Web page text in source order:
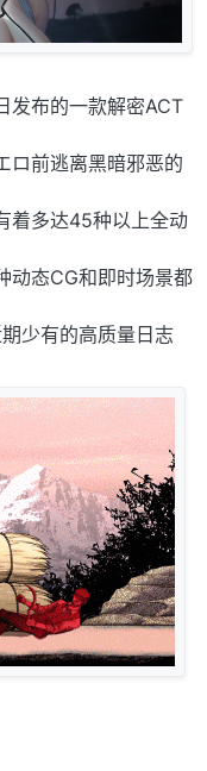
发布的一款解密ACT
ロ前逃离黑暗邪恶的
着多达45种以上全动
动态CG和即时场景都
少有的高质量日志